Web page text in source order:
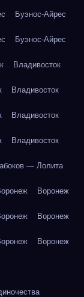
Буэнос-Айрес
Буэнос-Айрес
Владивосток
Владивосток
Владивосток
Владивосток
— Лолита
Воронеж
Воронеж
Воронеж